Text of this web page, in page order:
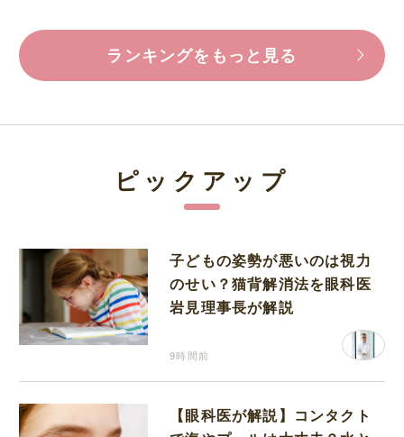
ランキングをもっと見る
ピックアップ
子どもの姿勢が悪いのは視力
のせい？猫背解消法を眼科医
岩見理事長が解説
9時間前
【眼科医が解説】コンタクト